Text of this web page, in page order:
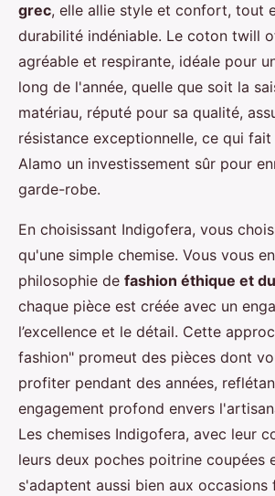
grec, elle allie style et confort, tout
durabilité indéniable. Le coton twill
agréable et respirante, idéale pour
long de l'année, quelle que soit la
matériau, réputé pour sa qualité,
résistance exceptionnelle, ce qui
Alamo un investissement sûr pour
garde-robe.
En choisissant Indigofera, vous
qu'une simple chemise. Vous vous
philosophie de fashion éthique et
chaque pièce est créée avec un
l’excellence et le détail. Cette
fashion" promeut des pièces dont
profiter pendant des années,
engagement profond envers
Les chemises Indigofera, avec leur
leurs deux poches poitrine coupées
s'adaptent aussi bien aux occasions